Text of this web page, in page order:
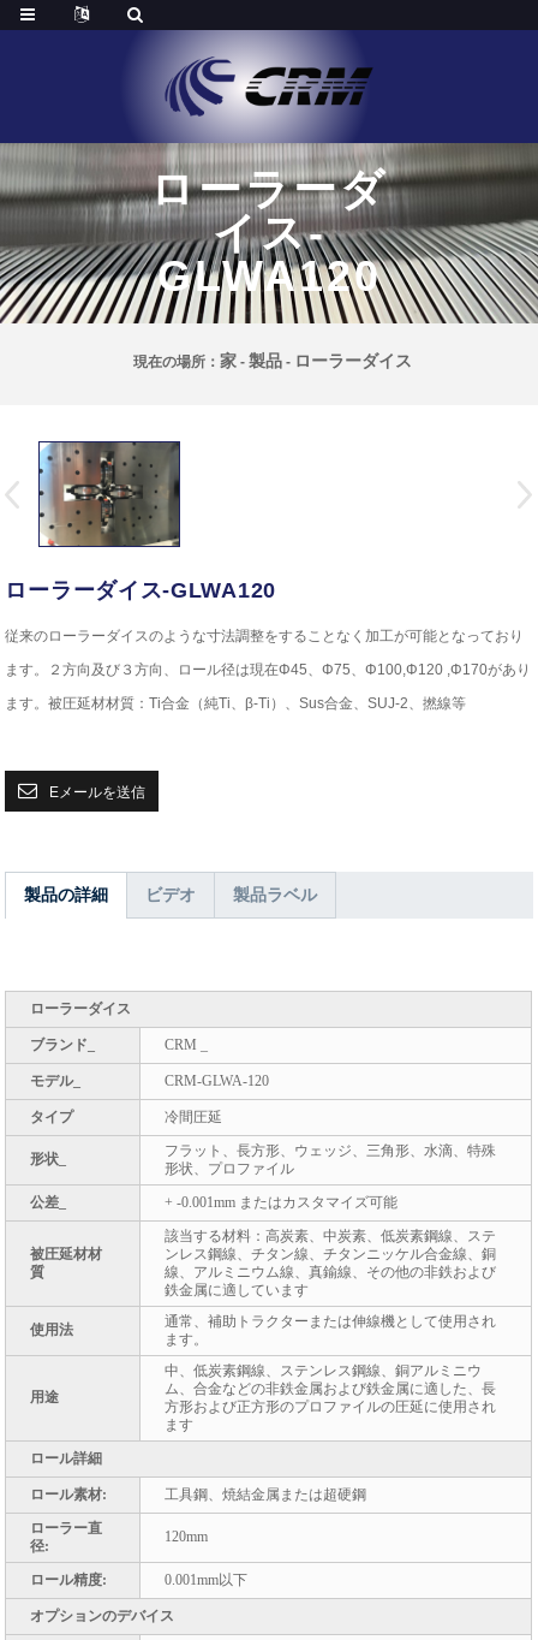
ローラーダ
イス-
GLWA120
現在の場所： 家- 製品- ローラーダイス
ローラーダイス-GLWA120
従来のローラーダイスのような寸法調整をすることなく加工が可能となっており
ます。２方向及び３方向、ロール径は現在Φ45、Φ75、Φ100,Φ120 ,Φ170があり
ます。被圧延材材質：Ti合金（純Ti、β-Ti）、Sus合金、SUJ-2、撚線等
Eメールを送信
製品の詳細 ビデオ 製品ラベル
ローラーダイス
ブランド_ CRM _
モデル_ CRM-GLWA-120
タイプ 冷間圧延
形状_
フラット、長方形、ウェッジ、三角形、水滴、特殊
形状、プロファイル
公差_
+ -0.001mm またはカスタマイズ可能
被圧延材材
質
該当する材料：高炭素、中炭素、低炭素鋼線、ステ
ンレス鋼線、チタン線、チタンニッケル合金線、銅
線、アルミニウム線、真鍮線、その他の非鉄および
鉄金属に適しています
使用法
通常、補助トラクターまたは伸線機として使用され
ます。
用途
中、低炭素鋼線、ステンレス鋼線、銅アルミニウ
ム、合金などの非鉄金属および鉄金属に適した、長
方形および正方形のプロファイルの圧延に使用され
ます
ロール詳細
ロール素材:
工具鋼、焼結金属または超硬鋼
ローラー直
径:
120mm
ロール精度: 0.001mm以下
オプションのデバイス